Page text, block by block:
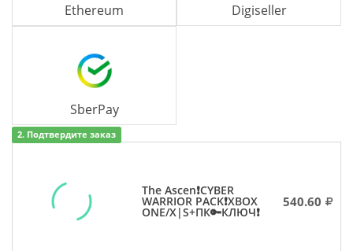
Ethereum Digiseller
SberPay
2. Подтвердите заказ
The Ascen❗CYBER
WARRIOR PACK❗XBOX
ONE/X|S+ПК🔑КЛЮЧ❗
540.60